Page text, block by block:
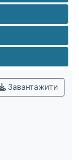
Завантажити